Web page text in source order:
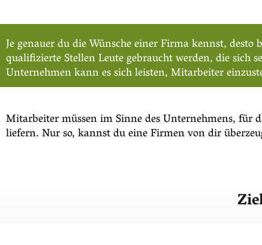
Je genauer du die Wünsche einer Firma kennst,
qualifizierte Stellen Leute gebraucht werden, die
Unternehmen kann es sich leisten, Mitarbeiter
Mitarbeiter müssen im Sinne des Unternehmens, für
liefern. Nur so, kannst du eine Firmen von dir